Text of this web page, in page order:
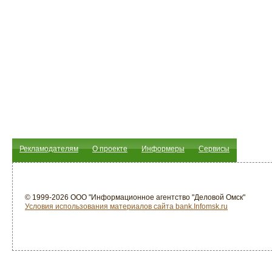
Рекламодателям О проекте Информеры Сервисы
© 1999-2026 ООО "Информационное агентство "Деловой Омск"
Условия использования материалов сайта bank.Infomsk.ru